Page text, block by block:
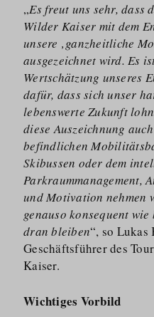
„Es freut uns sehr, dass
Wilder Kaiser mit dem
unsere ‚ganzheitliche
ausgezeichnet wird. Es
Wertschätzung unseres
dafür, dass sich unser
lebenswerte Zukunft
diese Auszeichnung
befindlichen
Skibussen oder dem
Parkraummanagement,
und Motivation nehmen
genauso konsequent
dran bleiben“, so Lukas
Geschäftsführer des
Kaiser.
Wichtiges Vorbild